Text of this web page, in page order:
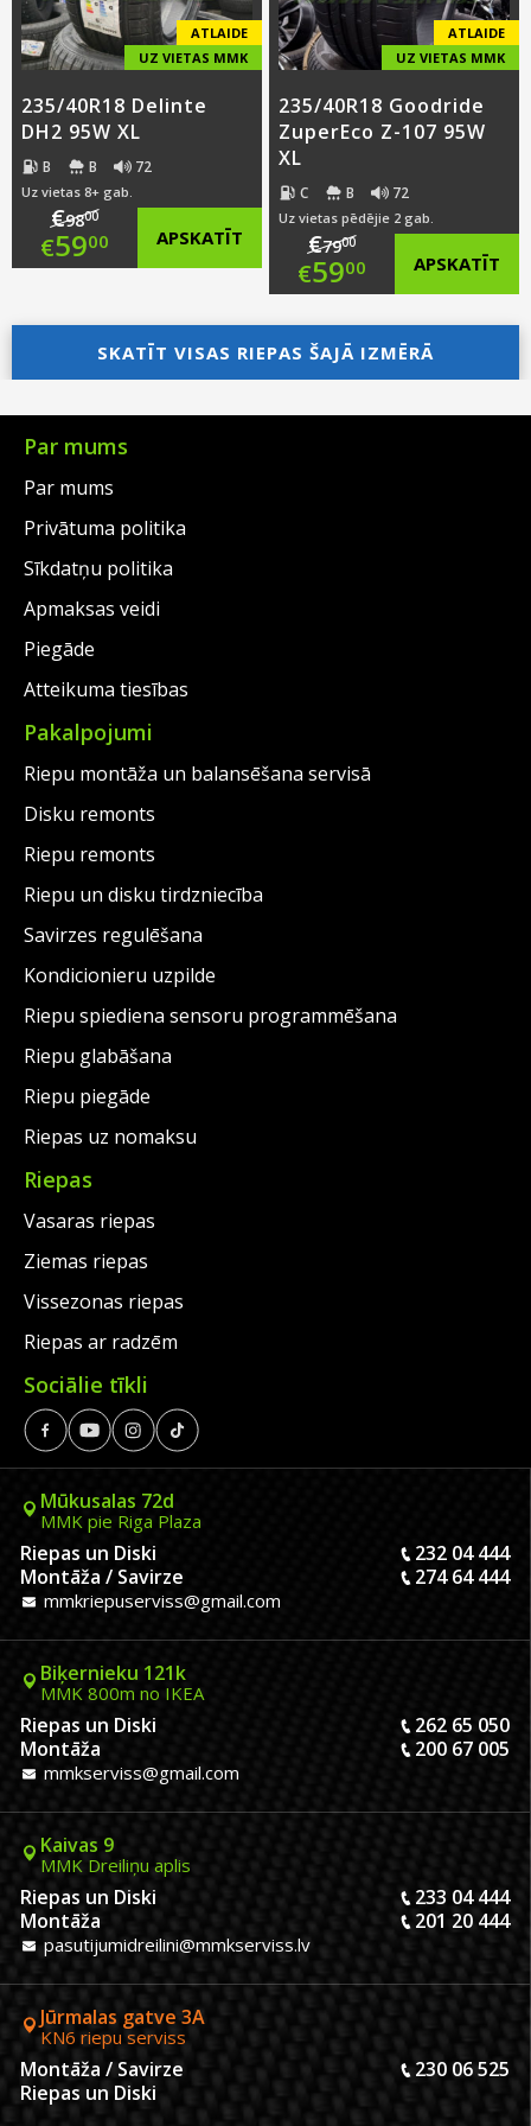
ATLAIDE
UZ VIETAS MMK
235/40R18 Delinte
DH2 95W XL
B B 72
Uz vietas 8+ gab.
€9800
Original
was:
€98.00.
€5900
price
is:
€59.00.
APSKATĪT
ATLAIDE
UZ VIETAS MMK
235/40R18 Goodride
ZuperEco Z-107 95W
XL
C B 72
Uz vietas pēdējie 2 gab.
€7900
Original
price
was:
€79.00.
€5900
Current
price
is:
APSKATĪT
SKATĪT VISAS RIEPAS ŠAJĀ IZMĒRĀ
Par mums
Par mums
Privātuma politika
Sīkdatņu politika
Apmaksas veidi
Piegāde
Atteikuma tiesības
Pakalpojumi
Riepu montāža un balansēšana servisā
Disku remonts
Riepu remonts
Riepu un disku tirdzniecība
Savirzes regulēšana
Kondicionieru uzpilde
Riepu spiediena sensoru programmēšana
Riepu glabāšana
Riepu piegāde
Riepas uz nomaksu
Riepas
Vasaras riepas
Ziemas riepas
Vissezonas riepas
Riepas ar radzēm
Sociālie tīkli
Mūkusalas 72d
MMK pie Riga Plaza
Riepas un Diski
232 04 444
Montāža / Savirze
274 64 444
mmkriepuserviss@gmail.com
Biķernieku 121k
MMK 800m no IKEA
Riepas un Diski
262 65 050
Montāža
200 67 005
mmkserviss@gmail.com
Kaivas 9
MMK Dreiliņu aplis
Riepas un Diski
233 04 444
Montāža
201 20 444
pasutijumidreilini@mmkserviss.lv
Jūrmalas gatve 3A
KN6 riepu serviss
Montāža / Savirze
230 06 525
Riepas un Diski